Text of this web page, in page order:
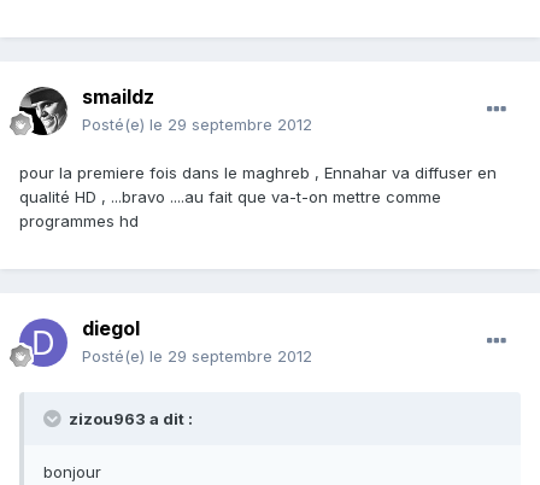
smaildz
Posté(e) le 29 septembre 2012
pour la premiere fois dans le maghreb , Ennahar va diffuser en
qualité HD , ...bravo ....au fait que va-t-on mettre comme
programmes hd
diegol
Posté(e) le 29 septembre 2012
zizou963 a dit :
bonjour